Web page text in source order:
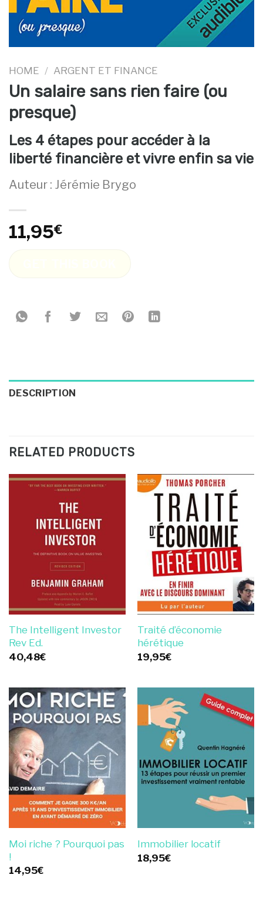
HOME / ARGENT ET FINANCE
Un salaire sans rien faire (ou
presque)
Les 4 étapes pour accéder à la
liberté financière et vivre enfin sa vie
Auteur : Jérémie Brygo
11,95€
DESCRIPTION
RELATED PRODUCTS
The Intelligent Investor
Rev Ed.
40,48€
Traité d’économie
hérétique
19,95€
Moi riche ? Pourquoi pas
!
14,95€
Immobilier locatif
18,95€